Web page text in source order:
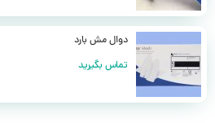
دوال مش بارد
تماس بگیرید